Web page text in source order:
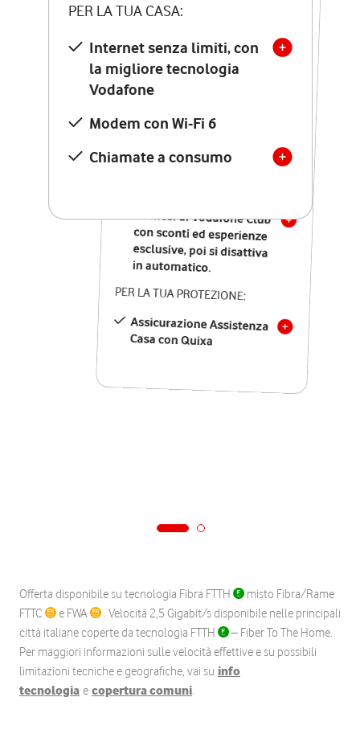
PER LA TUA CASA:
Internet senza limiti, con
la migliore tecnologia
Vodafone
Modem con Wi-Fi 6
Chiamate a consumo
PER LA TUA CASA:
Internet senza limiti, con
la migliore tecnologia
Vodafone
Modem Seven con Wi-Fi 7
Chiamate illimitate verso
numeri fissi e mobili
nazionali
12 mesi di Vodafone Club
con sconti ed esperienze
esclusive, poi si disattiva
in automatico.
PER LA TUA PROTEZIONE:
Assicurazione Assistenza
Casa con Quixa
Offerta disponibile su tecnologia Fibra FTTH
misto Fibra/Rame
FTTC
e FWA
. Velocità 2,5 Gigabit/s disponibile nelle principali
città italiane coperte da tecnologia FTTH
– Fiber To The Home.
Per maggiori informazioni sulle velocità effettive e su possibili
limitazioni tecniche e geografiche, vai su info
tecnologia e copertura comuni.